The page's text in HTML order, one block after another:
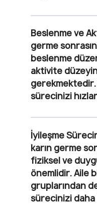
Beslenme ve
germe
beslenme
aktivite
gerekmektedir.
sürecinizi
İyileşme
karın germe
fiziksel ve
önemlidir. Aile
gruplarından
sürecinizi